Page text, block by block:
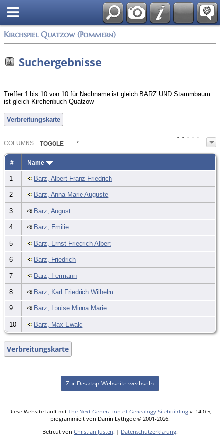
Kirchspiel Quatzow (Pommern)
Suchergebnisse
Treffer 1 bis 10 von 10 für Nachname ist gleich BARZ UND Stammbaum
ist gleich Kirchenbuch Quatzow
Verbreitungskarte
COLUMN S: TOGGLE
# Name
1 Barz, Albert Franz Friedrich
2 Barz, Anna Marie Auguste
3 Barz, August
4 Barz, Emilie
5 Barz, Ernst Friedrich Albert
6 Barz, Friedrich
7 Barz, Hermann
8 Barz, Karl Friedrich Wilhelm
9 Barz, Louise Minna Marie
10 Barz, Max Ewald
Verbreitungskarte
Zur Desktop-Webseite wechseln
Diese Website läuft mit The Next Generation of Genealogy Sitebuilding v. 14.0.5,
programmiert von Darrin Lythgoe © 2001-2026.
Betreut von Christian Justen. | Datenschutzerklärung.